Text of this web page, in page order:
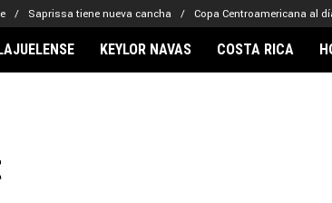
Saprissa tiene nueva cancha Copa Centroamericana al
KEYLOR NAVAS COSTA RICA